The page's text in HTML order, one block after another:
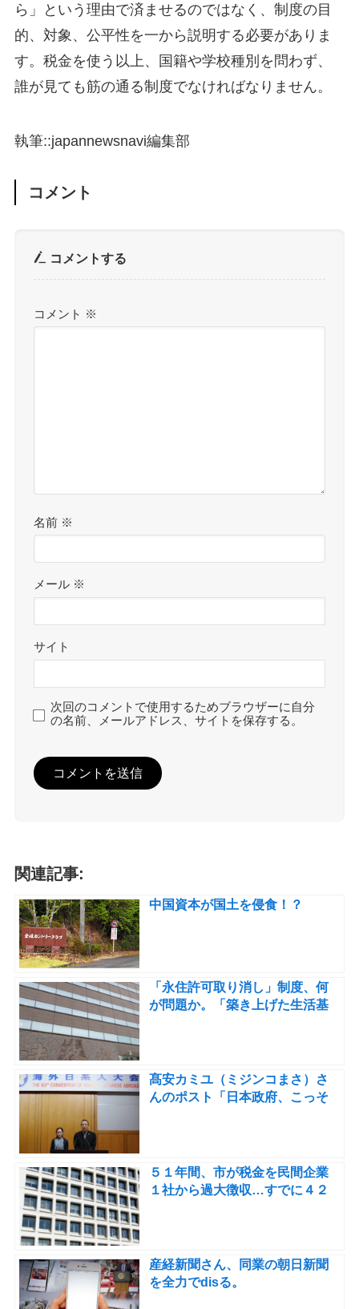
ら」という理由で済ませるのではなく、制度の目
的、対象、公平性を一から説明する必要がありま
す。税金を使う以上、国籍や学校種別を問わず、
誰が見ても筋の通る制度でなければなりません。
執筆::japannewsnavi編集部
コメント
コメントする
コメント ※
名前 ※
メール ※
サイト
次回のコメントで使用するためブラウザーに自分
の名前、メールアドレス、サイトを保存する。
関連記事:
中国資本が国土を侵食！？
「永住許可取り消し」制度、何
が問題か。「築き上げた生活基
髙安カミユ（ミジンコまさ）さ
んのポスト「日本政府、こっそ
５１年間、市が税金を民間企業
１社から過大徴収…すでに４２
産経新聞さん、同業の朝日新聞
を全力でdisる。